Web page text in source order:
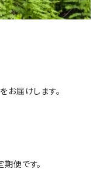
お届けします。
便です。